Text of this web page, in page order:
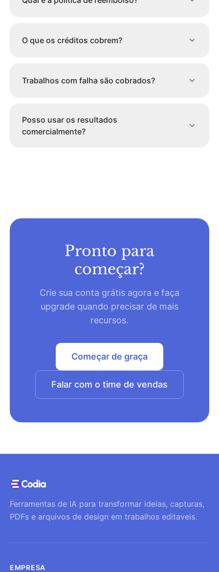
O que os créditos cobrem?
Trabalhos com falha são cobrados?
Posso usar os resultados
comercialmente?
Pronto para
começar?
Crie sua conta grátis agora e faça
upgrade quando precisar de mais
recursos.
Começar de graça
Falar com o time de vendas
Ferramentas de IA para transformar ideias, capturas,
PDFs e arquivos de design em trabalhos editaveis.
EMPRESA